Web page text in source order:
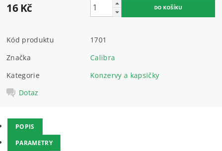
16 Kč
Kód produktu
1701
Značka
Calibra
Kategorie
Konzervy a kapsičky
Dotaz
POPIS
PARAMETRY